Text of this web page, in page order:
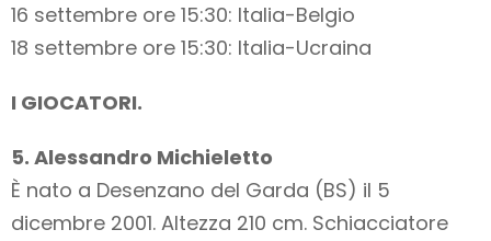
16 settembre ore 15:30: Italia-Belgio
18 settembre ore 15:30: Italia-Ucraina
I GIOCATORI.
5. Alessandro Michieletto
È nato a Desenzano del Garda (BS) il 5
dicembre 2001. Altezza 210 cm. Schiacciatore